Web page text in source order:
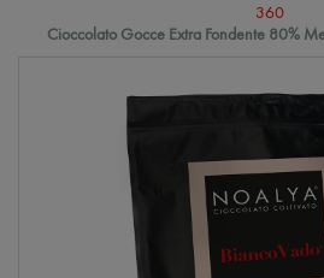
360
Cioccolato Gocce Extra Fondente 80%